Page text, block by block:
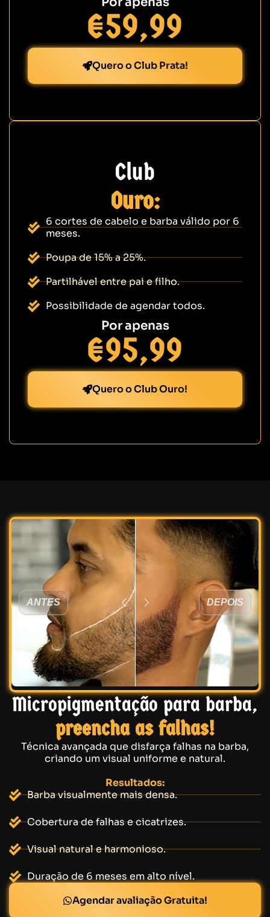
€59,99
Quero o Club Prata!
Club
Ouro:
6 cortes de cabelo e barba válido por 6
meses.
Poupa de 15% a 25%.
Partilhável entre pai e filho.
Possibilidade de agendar todos.
Por apenas
€95,99
Quero o Club Ouro!
Micropigmentação para barba,
preencha as falhas!
Técnica avançada que disfarça falhas na barba,
criando um visual uniforme e natural.
Resultados:
Barba visualmente mais densa.
Cobertura de falhas e cicatrizes.
Visual natural e harmonioso.
Duração de 6 meses em alto nível.
Agendar avaliação Gratuita!
ANTES DEPOIS